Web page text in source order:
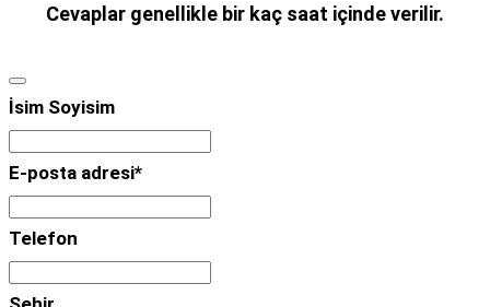
Cevaplar genellikle bir kaç saat içinde verilir.
İsim Soyisim
E-posta adresi*
Telefon